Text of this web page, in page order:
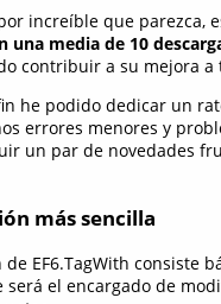
increíble que parezca,
una media de 10
contribuir a su mejora a
he podido dedicar un
errores menores y
un par de novedades
más sencilla
de EF6.TagWith consiste
será el encargado de